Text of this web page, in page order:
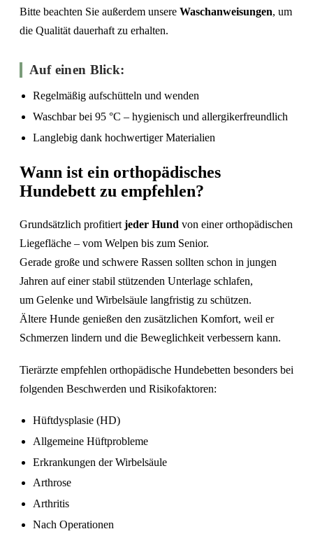
Bitte beachten Sie außerdem unsere Waschanweisungen, um
die Qualität dauerhaft zu erhalten.
Auf einen Blick:
Regelmäßig aufschütteln und wenden
Waschbar bei 95 °C – hygienisch und allergikerfreundlich
Langlebig dank hochwertiger Materialien
Wann ist ein orthopädisches
Hundebett zu empfehlen?
Grundsätzlich profitiert jeder Hund von einer orthopädischen
Liegefläche – vom Welpen bis zum Senior.
Gerade große und schwere Rassen sollten schon in jungen
Jahren auf einer stabil stützenden Unterlage schlafen,
um Gelenke und Wirbelsäule langfristig zu schützen.
Ältere Hunde genießen den zusätzlichen Komfort, weil er
Schmerzen lindern und die Beweglichkeit verbessern kann.
Tierärzte empfehlen orthopädische Hundebetten besonders bei
folgenden Beschwerden und Risikofaktoren:
Hüftdysplasie (HD)
Allgemeine Hüftprobleme
Erkrankungen der Wirbelsäule
Arthrose
Arthritis
Nach Operationen